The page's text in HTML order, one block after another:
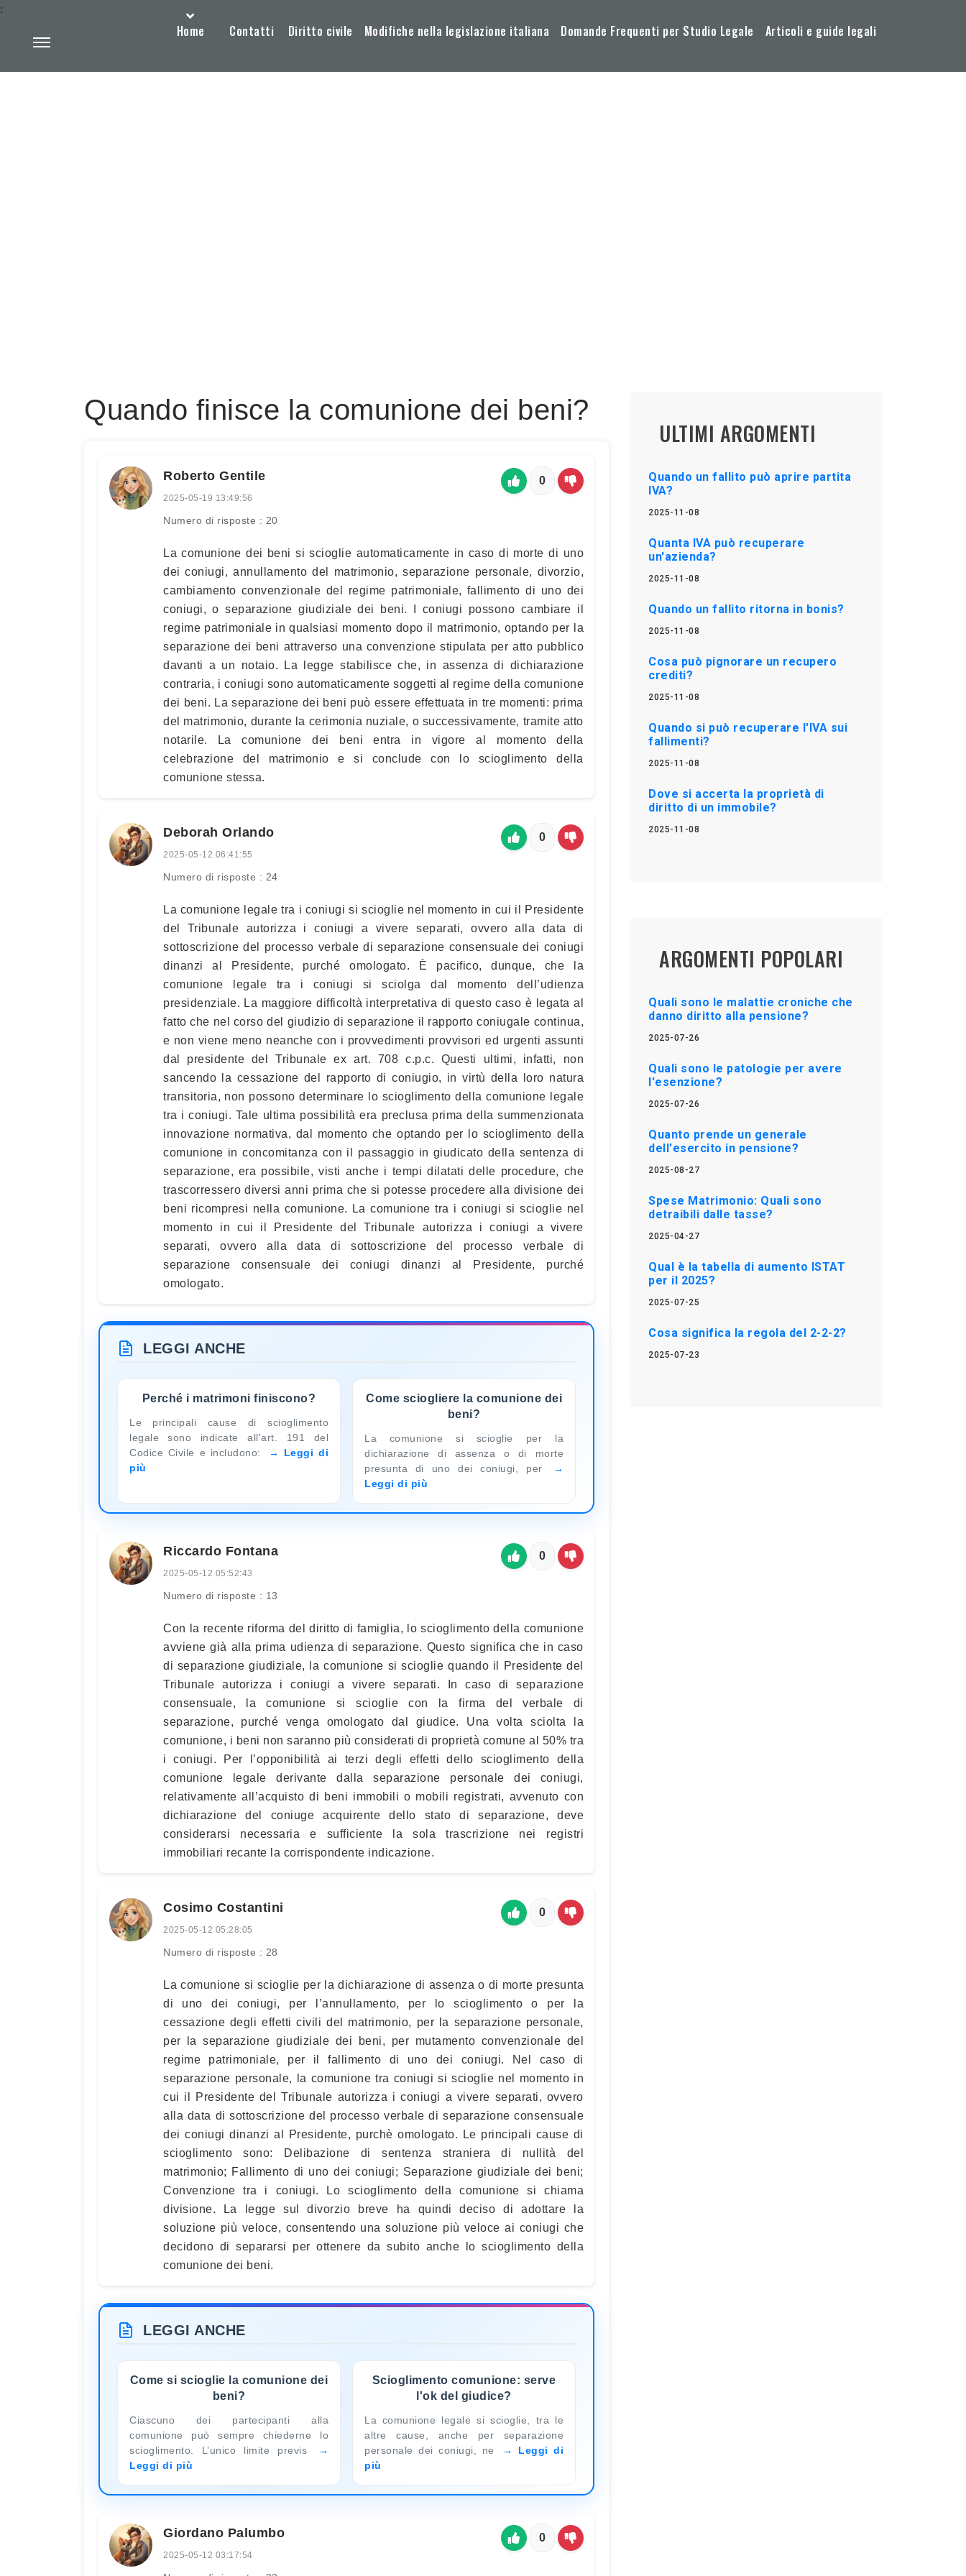
Home Contatti Diritto civile Modifiche nella legislazione italiana Domande Frequenti per Studio Legale Articoli e guide legali
:
Quando finisce la comunione dei beni?
Roberto Gentile
2025-05-19 13:49:56
Numero di risposte : 20
0
La comunione dei beni si scioglie automaticamente in caso di morte di uno
dei coniugi, annullamento del matrimonio, separazione personale, divorzio,
cambiamento convenzionale del regime patrimoniale, fallimento di uno dei
coniugi, o separazione giudiziale dei beni. I coniugi possono cambiare il
regime patrimoniale in qualsiasi momento dopo il matrimonio, optando per la
separazione dei beni attraverso una convenzione stipulata per atto pubblico
davanti a un notaio. La legge stabilisce che, in assenza di dichiarazione
contraria, i coniugi sono automaticamente soggetti al regime della comunione
dei beni. La separazione dei beni può essere effettuata in tre momenti: prima
del matrimonio, durante la cerimonia nuziale, o successivamente, tramite atto
notarile. La comunione dei beni entra in vigore al momento della
celebrazione del matrimonio e si conclude con lo scioglimento della
comunione stessa.
Deborah Orlando
2025-05-12 06:41:55
Numero di risposte : 24
0
La comunione legale tra i coniugi si scioglie nel momento in cui il Presidente
del Tribunale autorizza i coniugi a vivere separati, ovvero alla data di
sottoscrizione del processo verbale di separazione consensuale dei coniugi
dinanzi al Presidente, purché omologato. È pacifico, dunque, che la
comunione legale tra i coniugi si sciolga dal momento dell’udienza
presidenziale. La maggiore difficoltà interpretativa di questo caso è legata al
fatto che nel corso del giudizio di separazione il rapporto coniugale continua,
e non viene meno neanche con i provvedimenti provvisori ed urgenti assunti
dal presidente del Tribunale ex art. 708 c.p.c. Questi ultimi, infatti, non
sancendo la cessazione del rapporto di coniugio, in virtù della loro natura
transitoria, non possono determinare lo scioglimento della comunione legale
tra i coniugi. Tale ultima possibilità era preclusa prima della summenzionata
innovazione normativa, dal momento che optando per lo scioglimento della
comunione in concomitanza con il passaggio in giudicato della sentenza di
separazione, era possibile, visti anche i tempi dilatati delle procedure, che
trascorressero diversi anni prima che si potesse procedere alla divisione dei
beni ricompresi nella comunione. La comunione tra i coniugi si scioglie nel
momento in cui il Presidente del Tribunale autorizza i coniugi a vivere
separati, ovvero alla data di sottoscrizione del processo verbale di
separazione consensuale dei coniugi dinanzi al Presidente, purché
omologato.
LEGGI ANCHE
Perché i matrimoni finiscono?
Le principali cause di scioglimento
legale sono indicate all'art. 191 del
Codice Civile e includono:
Leggi di
più
Come sciogliere la comunione dei
beni?
La comunione si scioglie per la
dichiarazione di assenza o di morte
presunta di uno dei coniugi, per
Leggi di più
Riccardo Fontana
2025-05-12 05:52:43
Numero di risposte : 13
0
Con la recente riforma del diritto di famiglia, lo scioglimento della comunione
avviene già alla prima udienza di separazione. Questo significa che in caso
di separazione giudiziale, la comunione si scioglie quando il Presidente del
Tribunale autorizza i coniugi a vivere separati. In caso di separazione
consensuale, la comunione si scioglie con la firma del verbale di
separazione, purché venga omologato dal giudice. Una volta sciolta la
comunione, i beni non saranno più considerati di proprietà comune al 50% tra
i coniugi. Per l’opponibilità ai terzi degli effetti dello scioglimento della
comunione legale derivante dalla separazione personale dei coniugi,
relativamente all’acquisto di beni immobili o mobili registrati, avvenuto con
dichiarazione del coniuge acquirente dello stato di separazione, deve
considerarsi necessaria e sufficiente la sola trascrizione nei registri
immobiliari recante la corrispondente indicazione.
Cosimo Costantini
2025-05-12 05:28:05
Numero di risposte : 28
0
La comunione si scioglie per la dichiarazione di assenza o di morte presunta
di uno dei coniugi, per l’annullamento, per lo scioglimento o per la
cessazione degli effetti civili del matrimonio, per la separazione personale,
per la separazione giudiziale dei beni, per mutamento convenzionale del
regime patrimoniale, per il fallimento di uno dei coniugi. Nel caso di
separazione personale, la comunione tra coniugi si scioglie nel momento in
cui il Presidente del Tribunale autorizza i coniugi a vivere separati, ovvero
alla data di sottoscrizione del processo verbale di separazione consensuale
dei coniugi dinanzi al Presidente, purchè omologato. Le principali cause di
scioglimento sono: Delibazione di sentenza straniera di nullità del
matrimonio; Fallimento di uno dei coniugi; Separazione giudiziale dei beni;
Convenzione tra i coniugi. Lo scioglimento della comunione si chiama
divisione. La legge sul divorzio breve ha quindi deciso di adottare la
soluzione più veloce, consentendo una soluzione più veloce ai coniugi che
decidono di separarsi per ottenere da subito anche lo scioglimento della
comunione dei beni.
LEGGI ANCHE
Come si scioglie la comunione dei
beni?
Ciascuno dei partecipanti alla
comunione può sempre chiederne lo
scioglimento. L’unico limite previs
Leggi di più
Scioglimento comunione: serve
l'ok del giudice?
La comunione legale si scioglie, tra le
altre cause, anche per separazione
personale dei coniugi, ne
Leggi di
più
Giordano Palumbo
2025-05-12 03:17:54
0
ULTIMI ARGOMENTI
Quando un fallito può aprire partita
IVA?
2025-11-08
Quanta IVA può recuperare
un'azienda?
2025-11-08
Quando un fallito ritorna in bonis?
2025-11-08
Cosa può pignorare un recupero
crediti?
2025-11-08
Quando si può recuperare l'IVA sui
fallimenti?
2025-11-08
Dove si accerta la proprietà di
diritto di un immobile?
2025-11-08
ARGOMENTI POPOLARI
Quali sono le malattie croniche che
danno diritto alla pensione?
2025-07-26
Quali sono le patologie per avere
l'esenzione?
2025-07-26
Quanto prende un generale
dell'esercito in pensione?
2025-08-27
Spese Matrimonio: Quali sono
detraibili dalle tasse?
2025-04-27
Qual è la tabella di aumento ISTAT
per il 2025?
2025-07-25
Cosa significa la regola del 2-2-2?
2025-07-23